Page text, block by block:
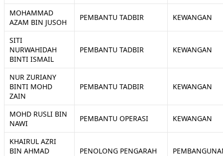
MOHAMMAD
AZAM BIN JUSOH
PEMBANTU TADBIR KEWANGAN
SITI
NURWAHIDAH
BINTI ISMAIL
PEMBANTU TADBIR KEWANGAN
NUR ZURIANY
BINTI MOHD
ZAIN
PEMBANTU TADBIR KEWANGAN
MOHD RUSLI BIN
NAWI
PEMBANTU OPERASI KEWANGAN
KHAIRUL AZRI
BIN AHMAD
PENOLONG PENGARAH